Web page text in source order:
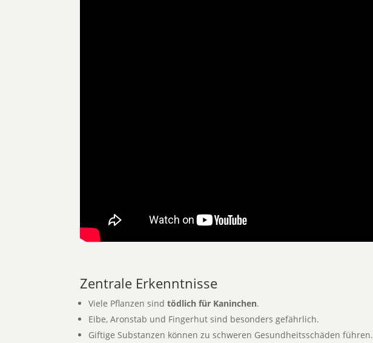
Zentrale Erkenntnisse
Viele Pflanzen sind tödlich für Kaninchen.
Eibe, Aronstab und Fingerhut sind besonders gefährlich.
Giftige Substanzen können zu schweren Gesundheitsschäden führen.